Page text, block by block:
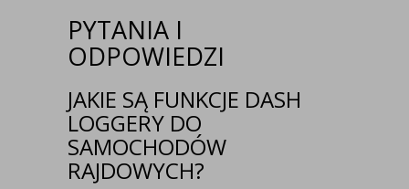
PYTANIA I
ODPOWIEDZI
JAKIE SĄ FUNKCJE DASH
LOGGERY DO
SAMOCHODÓW
RAJDOWYCH?